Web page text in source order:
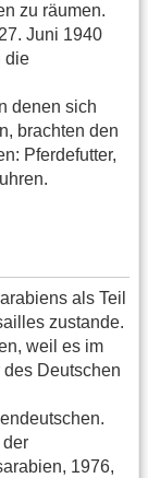
zu räumen.
Juni 1940
die
denen sich
brachten den
Pferdefutter,
als Teil
zustande.
weil es im
Deutschen
der
1976,